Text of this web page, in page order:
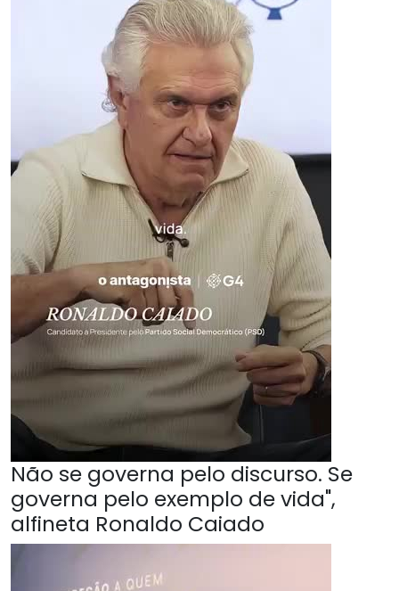
Não se governa pelo discurso. Se
governa pelo exemplo de vida",
alfineta Ronaldo Caiado